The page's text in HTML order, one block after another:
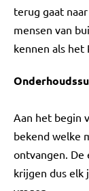
terug gaat
mensen van
kennen als het
Aan het begin
bekend welke
ontvangen. De
krijgen dus elk